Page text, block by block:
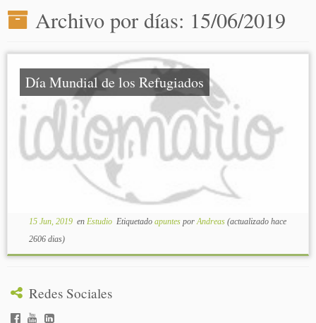
Archivo por días: 15/06/2019
Día Mundial de los Refugiados
15 Jun, 2019en Estudio Etiquetado apuntes porAndreas(actualizado hace
2606 dias)
Redes Sociales